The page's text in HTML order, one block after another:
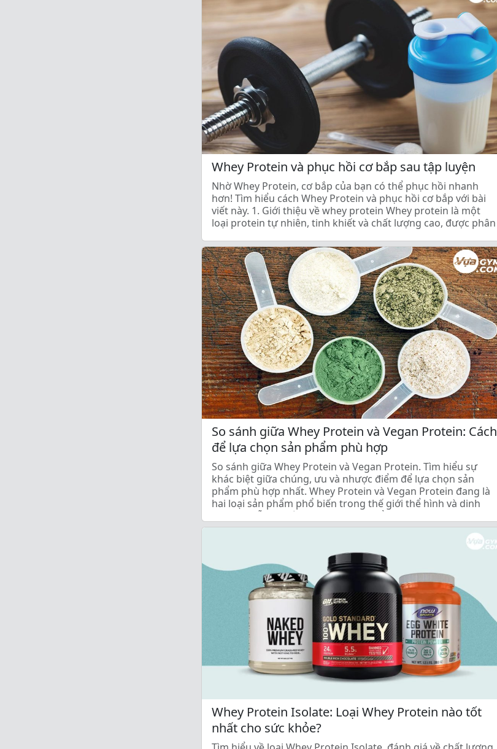
Whey Protein và phục hồi cơ bắp sau tập luyện
Nhờ Whey Protein, cơ bắp của bạn có thể phục hồi nhanh
hơn! Tìm hiểu cách Whey Protein và phục hồi cơ bắp với bài
viết này. 1. Giới thiệu về whey protein Whey protein là một
loại protein tự nhiên, tinh khiết và chất lượng cao, được phân
So sánh giữa Whey Protein và Vegan Protein: Cách
để lựa chọn sản phẩm phù hợp
So sánh giữa Whey Protein và Vegan Protein. Tìm hiểu sự
khác biệt giữa chúng, ưu và nhược điểm để lựa chọn sản
phẩm phù hợp nhất. Whey Protein và Vegan Protein đang là
hai loại sản phẩm phổ biến trong thế giới thể hình và dinh
dưỡng. Mỗi loại đều có những ưu điểm […]
Whey Protein Isolate: Loại Whey Protein nào tốt
nhất cho sức khỏe?